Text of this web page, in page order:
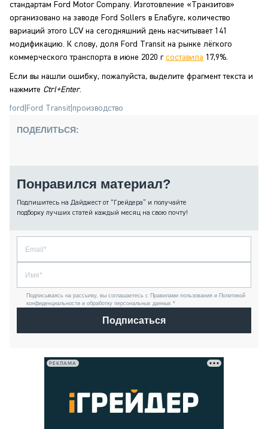
стандартам Ford Motor Company. Изготовление «Транзитов»
организовано на заводе Ford Sollers в Елабуге, количество
вариаций этого LCV на сегодняшний день насчитывает 141
модификацию. К слову, доля Ford Transit на рынке лёгкого
коммерческого транспорта в июне 2020 г составила 17,9%.
Если вы нашли ошибку, пожалуйста, выделите фрагмент текста и
нажмите Ctrl+Enter.
ford Ford Transit производство
ПОДЕЛИТЬСЯ:
Понравился материал?
Подпишитесь на Дайджест от “Грейдера” и получайте
подборку лучших статей каждый месяц на свою почту!
Подписываясь на рассылку, вы соглашаетесь с Правилами пользования и Политикой
конфиденциальности и обработку персональных данных *
Подписаться
РЕКЛАМА